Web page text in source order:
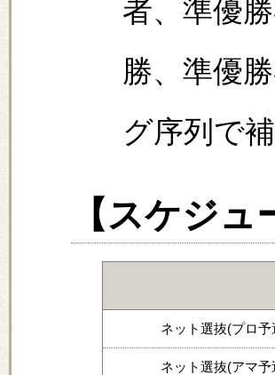
者、準優
勝、準優
グ序列で補
【スケジュ
ネット選抜(プロ予
ネット選抜(アマ予